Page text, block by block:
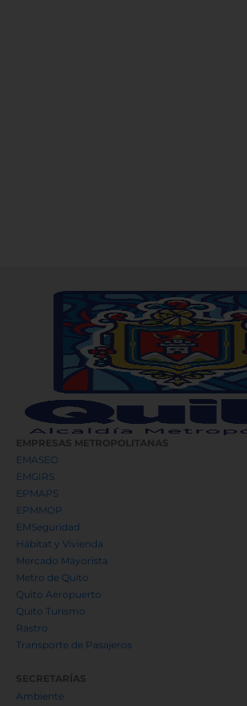
EMPRESAS METROPOLITANAS
EMASEO
EMGIRS
EPMAPS
EPMMOP
EMSeguridad
Hábitat y Vivienda
Mercado Mayorista
Metro de Quito
Quito Aeropuerto
Quito Turismo
Rastro
Transporte de Pasajeros
SECRETARÍAS
Ambiente